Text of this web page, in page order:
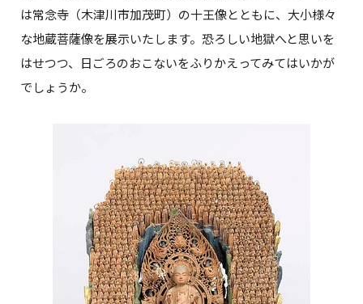
は常念寺（木津川市加茂町）の十王像とともに、大小様々
な地蔵菩薩像を展示いたします。恐ろしい地獄へと思いを
はせつつ、日ごろのおこないをふりかえってみてはいかが
でしょうか。